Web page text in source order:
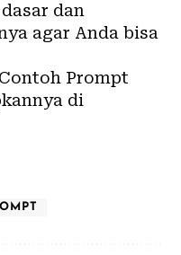
dan
agar Anda bisa
Contoh Prompt
di